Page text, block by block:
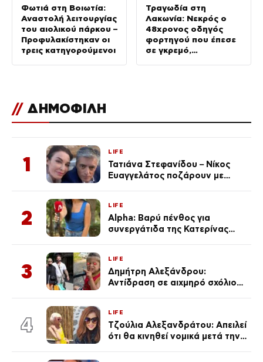
Φωτιά στη Βοιωτία:
Αναστολή λειτουργίας
του αιολικού πάρκου –
Προφυλακίστηκαν οι
τρεις κατηγορούμενοι
Τραγωδία στη
Λακωνία: Νεκρός ο
48χρονος οδηγός
φορτηγού που έπεσε
σε γκρεμό,
// ΔΗΜΟΦΙΛΗ
1
LIFE
Τατιάνα Στεφανίδου – Νίκος
Ευαγγελάτος ποζάρουν με
2
LIFE
Alpha: Βαρύ πένθος για
συνεργάτιδα της Κατερίνας
του Θεού»
3
LIFE
Δημήτρη Αλεξάνδρου:
Αντίδραση σε αιχμηρό σχόλιο
4
LIFE
Τζούλια Αλεξανδράτου: Απειλεί
ότι θα κινηθεί νομικά μετά την